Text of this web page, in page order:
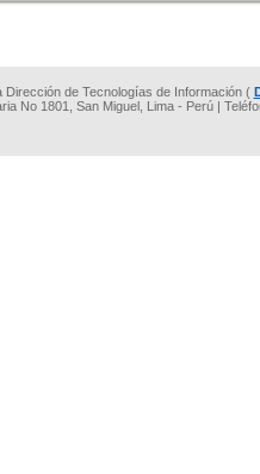
Dirección de Tecnologías de Información (
No 1801, San Miguel, Lima - Perú |